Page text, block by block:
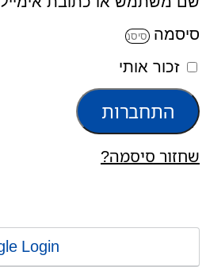
סיסמה
זכור אותי
התחברות
שחזור סיסמה?